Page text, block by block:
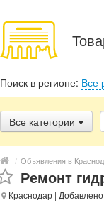
Поиск в регионе: Все
Все категории
/ Объявления в
Ремонт
Краснодар |